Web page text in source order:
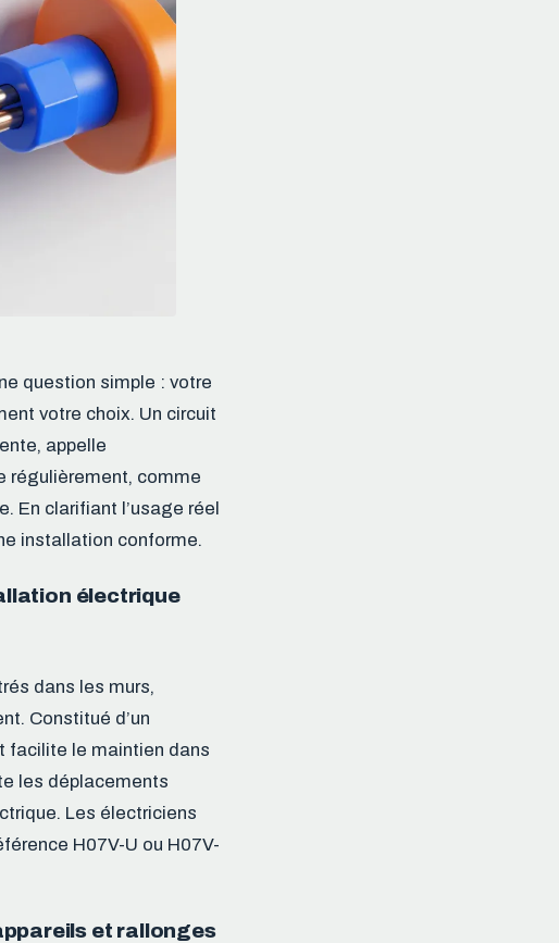
question simple : votre
votre choix. Un circuit
appelle
régulièrement, comme
En clarifiant l’usage réel
installation conforme.
électrique
dans les murs,
Constitué d’un
facilite le maintien dans
les déplacements
Les électriciens
H07V-U ou H07V-
et rallonges